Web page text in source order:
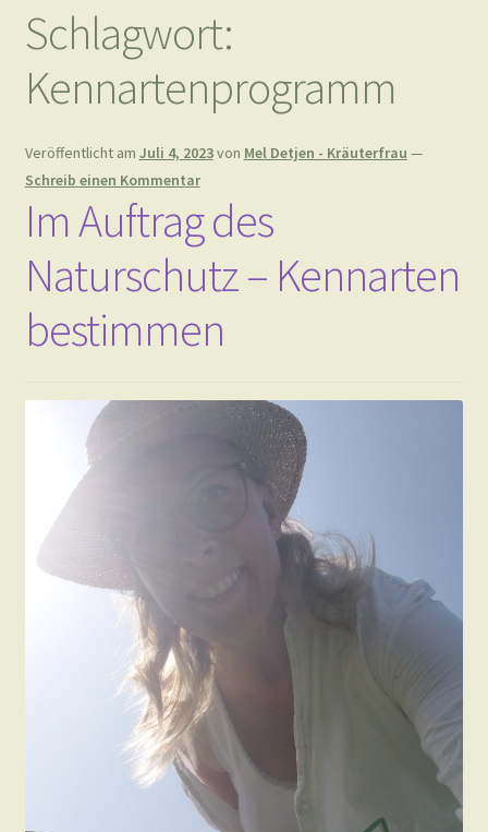
Schlagwort:
Kennartenprogramm
Veröffentlicht am Juli 4, 2023von Mel Detjen - Kräuterfrau —
Schreib einen Kommentar
Im Auftrag des
Naturschutz – Kennarten
bestimmen